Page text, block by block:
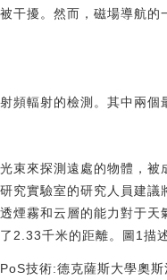
干擾。然而，磁場導航
頻輻射的檢測。其中兩個
束來探測遠處的物體，
究實驗室的研究人員建
煙霧和云層的能力對于
2.33千米的距離。圖1描
技術:德克薩斯大學奧